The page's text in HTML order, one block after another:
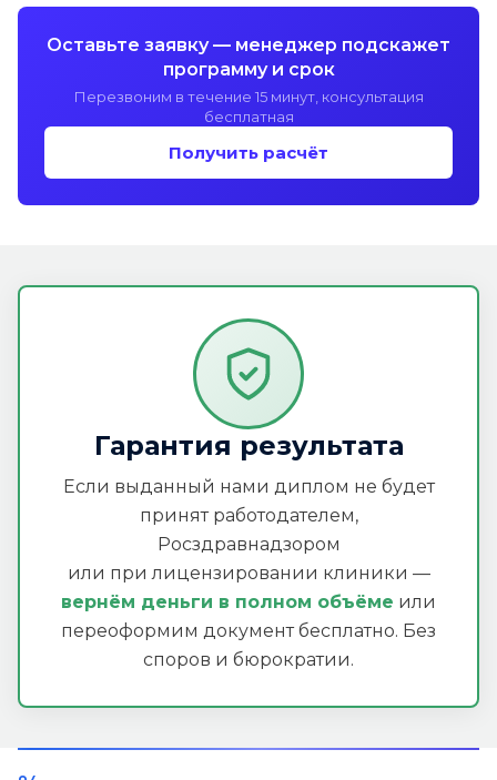
Оставьте заявку — менеджер подскажет
программу и срок
Перезвоним в течение 15 минут, консультация
бесплатная
Получить расчёт
Гарантия результата
Если выданный нами диплом не будет
принят работодателем,
Росздравнадзором
или при лицензировании клиники —
вернём деньги в полном объёме или
переоформим документ бесплатно. Без
споров и бюрократии.